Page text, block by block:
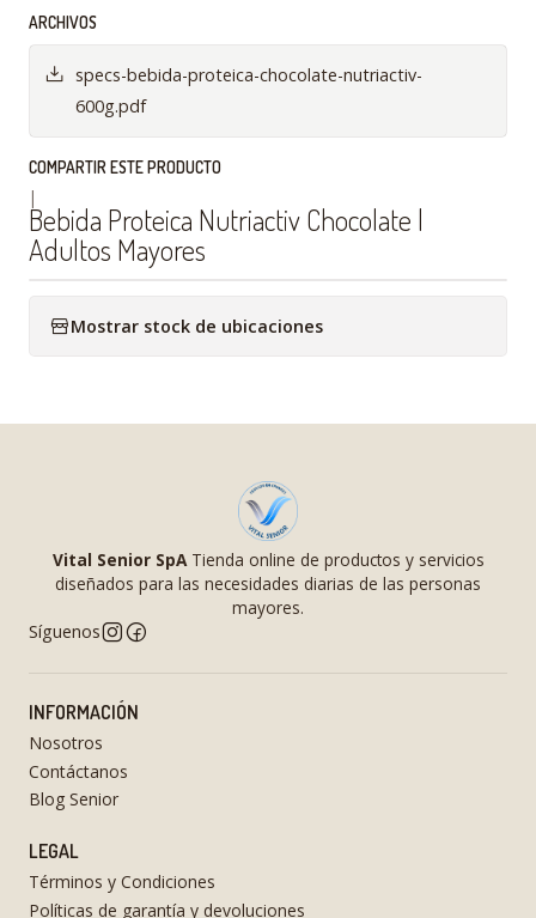
ARCHIVOS
specs-bebida-proteica-chocolate-nutriactiv-
600g.pdf
COMPARTIR ESTE PRODUCTO
|
Bebida Proteica Nutriactiv Chocolate |
Adultos Mayores
Mostrar stock de ubicaciones
Vital Senior SpATienda online de productos y servicios
diseñados para las necesidades diarias de las personas
mayores.
Síguenos
INFORMACIÓN
Nosotros
Contáctanos
Blog Senior
LEGAL
Términos y Condiciones
Políticas de garantía y devoluciones